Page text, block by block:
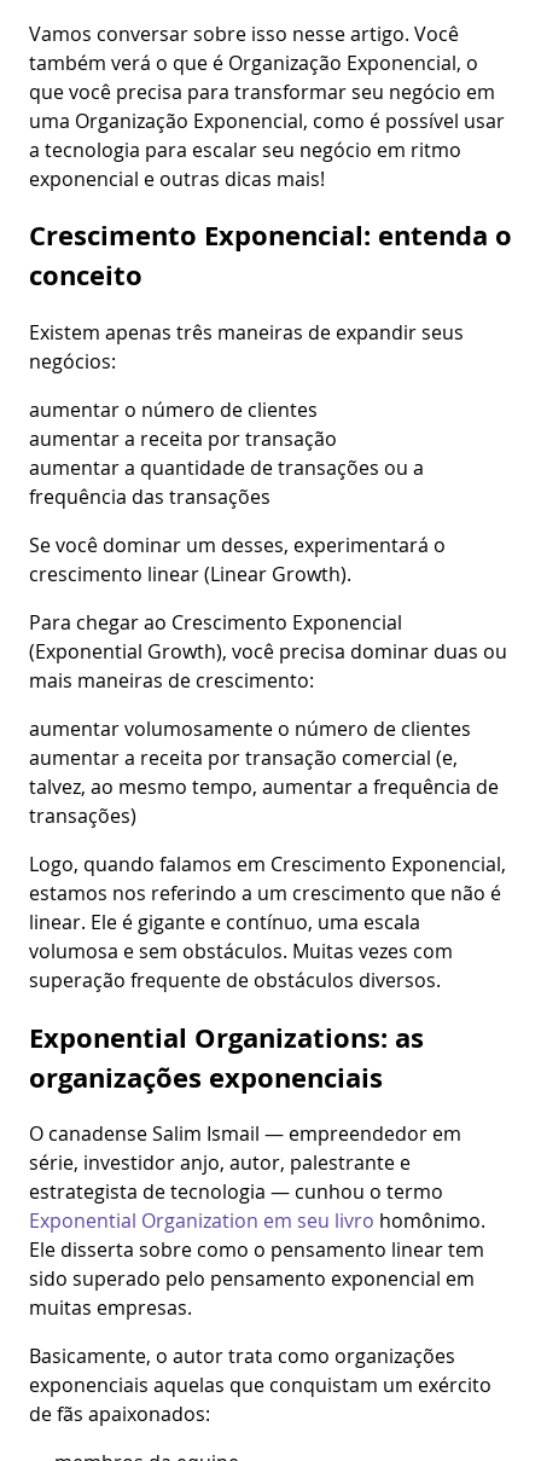
Vamos conversar sobre isso nesse artigo. Você
também verá o que é Organização Exponencial, o
que você precisa para transformar seu negócio em
uma Organização Exponencial, como é possível usar
a tecnologia para escalar seu negócio em ritmo
exponencial e outras dicas mais!
Crescimento Exponencial: entenda o
conceito
Existem apenas três maneiras de expandir seus
negócios:
aumentar o número de clientes
aumentar a receita por transação
aumentar a quantidade de transações ou a
frequência das transações
Se você dominar um desses, experimentará o
crescimento linear (Linear Growth).
Para chegar ao Crescimento Exponencial
(Exponential Growth), você precisa dominar duas ou
mais maneiras de crescimento:
aumentar volumosamente o número de clientes
aumentar a receita por transação comercial (e,
talvez, ao mesmo tempo, aumentar a frequência de
transações)
Logo, quando falamos em Crescimento Exponencial,
estamos nos referindo a um crescimento que não é
linear. Ele é gigante e contínuo, uma escala
volumosa e sem obstáculos. Muitas vezes com
superação frequente de obstáculos diversos.
Exponential Organizations: as
organizações exponenciais
O canadense Salim Ismail — empreendedor em
série, investidor anjo, autor, palestrante e
estrategista de tecnologia — cunhou o termo
Exponential Organization em seu livro homônimo.
Ele disserta sobre como o pensamento linear tem
sido superado pelo pensamento exponencial em
muitas empresas.
Basicamente, o autor trata como organizações
exponenciais aquelas que conquistam um exército
de fãs apaixonados: